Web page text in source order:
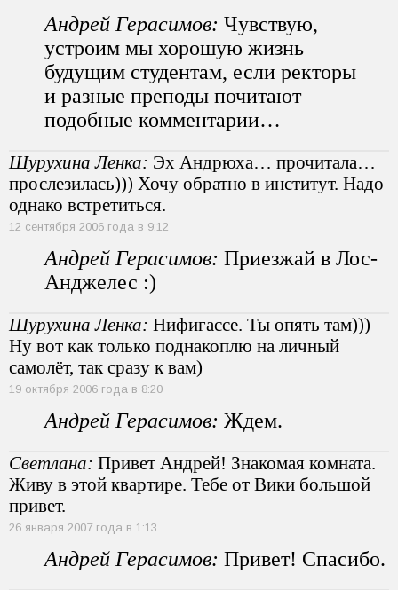
Андрей Герасимов: Чувствую,
устроим мы хорошую жизнь
будущим студентам, если ректоры
и разные преподы почитают
подобные комментарии…
Шурухина Ленка: Эх Андрюха… прочитала…
прослезилась))) Хочу обратно в институт. Надо
однако встретиться.
12 сентября 2006 года в 9:12
Андрей Герасимов: Приезжай в Лос-
Анджелес :)
Шурухина Ленка: Нифигассе. Ты опять там)))
Ну вот как только поднакоплю на личный
самолёт, так сразу к вам)
19 октября 2006 года в 8:20
Андрей Герасимов: Ждем.
Светлана: Привет Андрей! Знакомая комната.
Живу в этой квартире. Тебе от Вики большой
привет.
26 января 2007 года в 1:13
Андрей Герасимов: Привет! Спасибо.